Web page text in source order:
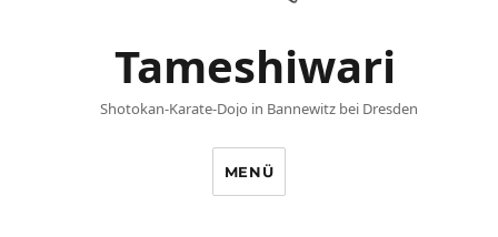
Tameshiwari
Shotokan-Karate-Dojo in Bannewitz bei Dresden
MENÜ